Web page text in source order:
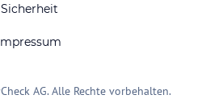
Sicherheit
AG. Alle Rechte vorbehalten.